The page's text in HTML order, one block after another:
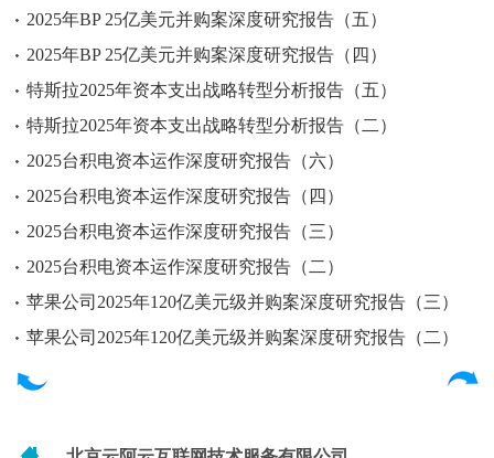
2025年BP 25亿美元并购案深度研究报告（五）
2025年BP 25亿美元并购案深度研究报告（四）
特斯拉2025年资本支出战略转型分析报告（五）
特斯拉2025年资本支出战略转型分析报告（二）
2025台积电资本运作深度研究报告（六）
2025台积电资本运作深度研究报告（四）
2025台积电资本运作深度研究报告（三）
2025台积电资本运作深度研究报告（二）
苹果公司2025年120亿美元级并购案深度研究报告（三）
苹果公司2025年120亿美元级并购案深度研究报告（二）